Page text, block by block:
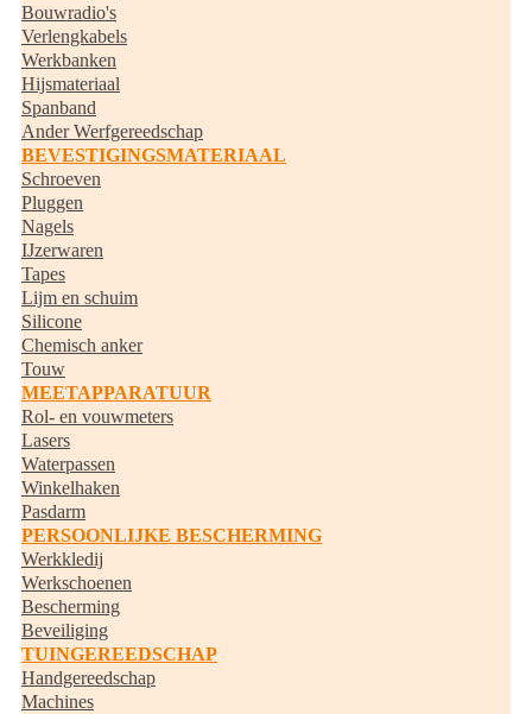
Bouwradio's
Verlengkabels
Werkbanken
Hijsmateriaal
Spanband
Ander Werfgereedschap
BEVESTIGINGSMATERIAAL
Schroeven
Pluggen
Nagels
IJzerwaren
Tapes
Lijm en schuim
Silicone
Chemisch anker
Touw
MEETAPPARATUUR
Rol- en vouwmeters
Lasers
Waterpassen
Winkelhaken
Pasdarm
PERSOONLIJKE BESCHERMING
Werkkledij
Werkschoenen
Bescherming
Beveiliging
TUINGEREEDSCHAP
Handgereedschap
Machines